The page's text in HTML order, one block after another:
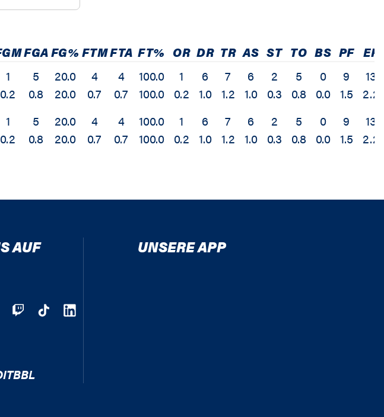
FGAFG% FTMFTA FT% OR DR TR AS ST TO BS PF EF
1
0.2
5
0.8
20.0
20.0
4
0.7
4
0.7
100.0
100.0
1
0.2
6
1.0
7
1.2
6
1.0
2
0.3
5
0.8
0
0.0
9
1.5
13
2.2
1
0.2
5
0.8
20.0
20.0
4
0.7
4
0.7
100.0
100.0
1
0.2
6
1.0
7
1.2
6
1.0
2
0.3
5
0.8
0
0.0
9
1.5
13
2.2
AUF UNSERE APP